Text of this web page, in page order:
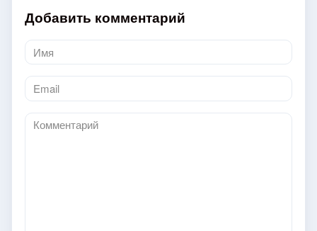
Добавить комментарий
Имя
*
Email
*
Комментарий